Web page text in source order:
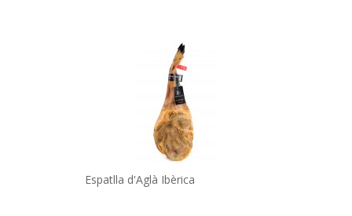
Espatlla d'Aglà Ibèrica